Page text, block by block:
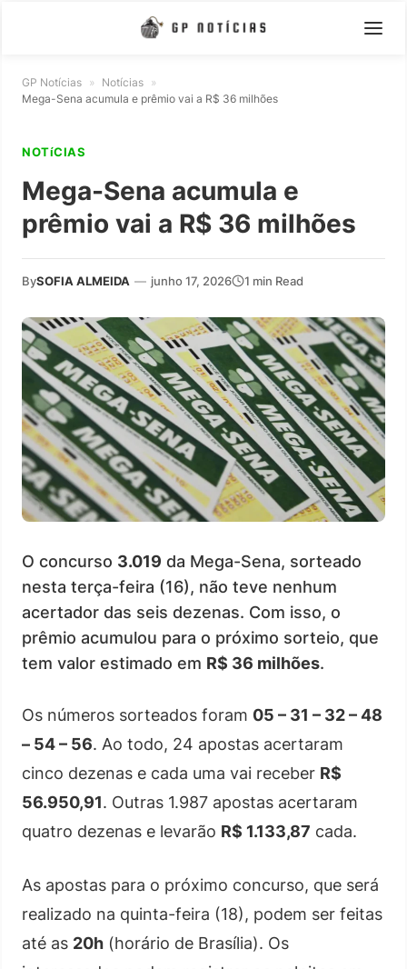
GP Notícias » Notícias »
Mega-Sena acumula e prêmio vai a R$ 36 milhões
NOTíCIAS
Mega-Sena acumula e
prêmio vai a R$ 36 milhões
BySOFIA ALMEIDA — junho 17, 2026 1 min Read
O concurso 3.019 da Mega-Sena, sorteado
nesta terça-feira (16), não teve nenhum
acertador das seis dezenas. Com isso, o
prêmio acumulou para o próximo sorteio, que
tem valor estimado em R$ 36 milhões.
Os números sorteados foram 05 – 31 – 32 – 48
– 54 – 56. Ao todo, 24 apostas acertaram
cinco dezenas e cada uma vai receber R$
56.950,91. Outras 1.987 apostas acertaram
quatro dezenas e levarão R$ 1.133,87 cada.
As apostas para o próximo concurso, que será
realizado na quinta-feira (18), podem ser feitas
até as 20h (horário de Brasília). Os